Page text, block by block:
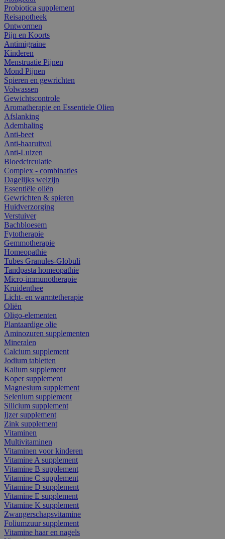
Probiotica supplement
Reisapotheek
Ontwormen
Pijn en Koorts
Antimigraine
Kinderen
Menstruatie Pijnen
Mond Pijnen
Spieren en gewrichten
Volwassen
Gewichtscontrole
Aromatherapie en Essentiele Olien
Afslanking
Ademhaling
Anti-beet
Anti-haaruitval
Anti-Luizen
Bloedcirculatie
Complex - combinaties
Dagelijks welzijn
Essentiële oliën
Gewrichten & spieren
Huidverzorging
Verstuiver
Bachbloesem
Fytotherapie
Gemmotherapie
Homeopathie
Tubes Granules-Globuli
Tandpasta homeopathie
Micro-immunotherapie
Kruidenthee
Licht- en warmtetherapie
Oliën
Oligo-elementen
Plantaardige olie
Aminozuren supplementen
Mineralen
Calcium supplement
Jodium tabletten
Kalium supplement
Koper supplement
Magnesium supplement
Selenium supplement
Silicium supplement
Ijzer supplement
Zink supplement
Vitaminen
Multivitaminen
Vitaminen voor kinderen
Vitamine A supplement
Vitamine B supplement
Vitamine C supplement
Vitamine D supplement
Vitamine E supplement
Vitamine K supplement
Zwangerschapsvitamine
Foliumzuur supplement
Vitamine haar en nagels